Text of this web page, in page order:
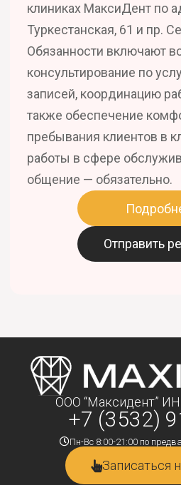
клиниках МаксиДент по
Туркестанская, 61 и пр.
Обязанности включают
консультирование по
записей, координацию
также обеспечение
пребывания клиентов в
работы в сфере
общение — обязательно.
Отправить
ООО “Максидент”
+7 (3532)
Пн-Вс 8:00-21:00 по
Записаться